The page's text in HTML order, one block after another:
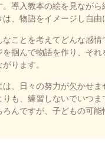
導入教本の絵を見なが
、物語をイメージし自
ことを考えてどんな感
掴んで物語を作り、そ
がります。
、日々の努力が欠かせ
も、練習しないでいつ
んですが、子どもの可